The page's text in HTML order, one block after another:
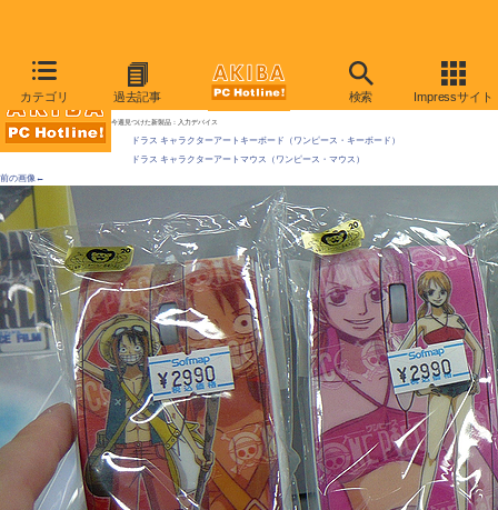
カテゴリ 過去記事 検索 Impressサイト
AKIBA PC Hotline! 2009年12月19日号
アニメ「ワンピース」のイラスト入りキーボードが発売
今週見つけた新製品：入力デバイス
ドラス キャラクターアートキーボード（ワンピース・キーボード）
ドラス キャラクターアートマウス（ワンピース・マウス）
前の画像←